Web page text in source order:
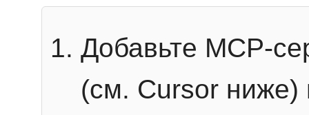
Добавьте MCP-
(см. Cursor ниже)